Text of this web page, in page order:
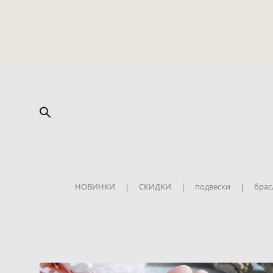
НОВИНКИ | СКИДКИ | подвески |